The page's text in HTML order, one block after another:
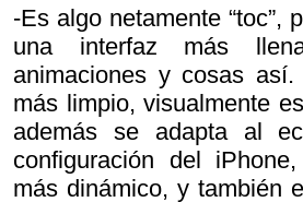
-Es algo netamente “toc”,
una interfaz más
animaciones y cosas
más limpio, visualmente
además se adapta al
configuración del
más dinámico, y también